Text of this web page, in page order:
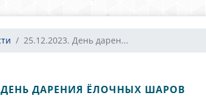
25.12.2023. День дарен...
ДЕНЬ ДАРЕНИЯ ЁЛОЧНЫХ ШАРОВ